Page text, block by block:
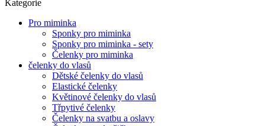
Kategorie
Pro miminka
Sponky pro miminka
Sponky pro miminka - sety
Čelenky pro miminka
čelenky do vlasů
Dětské čelenky do vlasů
Elastické čelenky
Květinové čelenky do vlasů
Třpytivé čelenky
Čelenky na svatbu a oslavy